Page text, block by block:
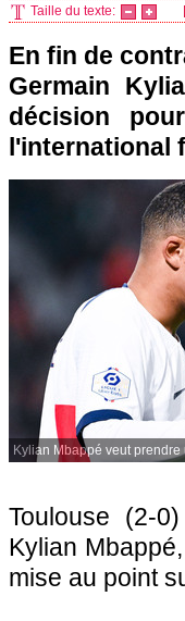
Taille du texte:
En fin de
Germain
décision
l'international
Kylian Mbappé veut
Toulouse (2-
Kylian
mise au point